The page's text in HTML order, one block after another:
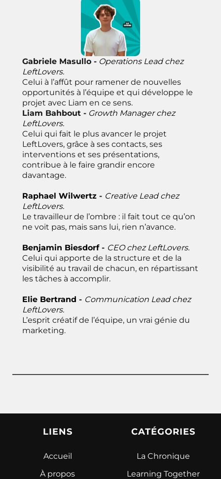
Gabriele Masullo - Operations Lead chez
LeftLovers.
Celui à l’affût pour ramener de nouvelles
opportunités à l’équipe et qui développe le
projet avec Liam en ce sens.
Liam Bahbout - Growth Manager chez
LeftLovers.
Celui qui fait le plus avancer le projet
LeftLovers, grâce à ses contacts, ses
interventions et ses présentations,
contribue à le faire grandir encore
davantage.
Raphael Wilwertz - Creative Lead chez
LeftLovers.
Le travailleur de l’ombre : il fait tout ce qu’on
ne voit pas, mais sans lui, rien n’avance.
Benjamin Biesdorf - CEO chez LeftLovers.
Celui qui apporte de la structure et de la
visibilité au travail de chacun, en répartissant
les tâches à accomplir.
Elie Bertrand - Communication Lead chez
LeftLovers.
L’esprit créatif de l’équipe, un vrai génie du
marketing.
LIENS
Accueil
À propos
CATÉGORIES
La Chronique
Learning Together